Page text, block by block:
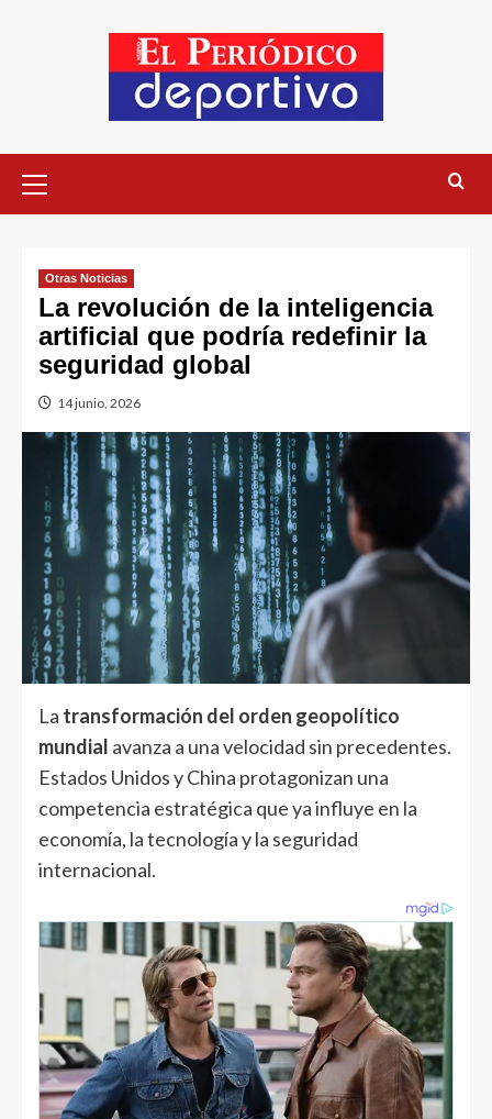
Otras Noticias
La revolución de la inteligencia
artificial que podría redefinir la
seguridad global
14 junio, 2026
La transformación del orden geopolítico
mundial avanza a una velocidad sin precedentes.
Estados Unidos y China protagonizan una
competencia estratégica que ya influye en la
economía, la tecnología y la seguridad
internacional.